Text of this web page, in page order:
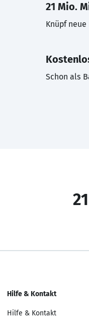
21 Mio.
Knüpf
Schon als
Hilfe & Kontakt
Hilfe & Kontakt